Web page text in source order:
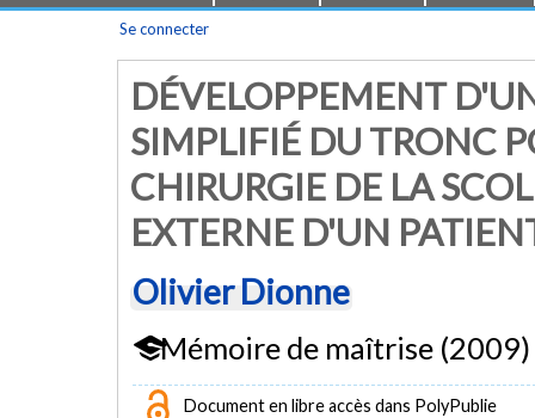
Se connecter
DÉVELOPPEMENT
SIMPLIFIÉ DU TRONC
CHIRURGIE DE LA
EXTERNE D'UN
Olivier Dionne
Mémoire de maîtrise (2009)
Document en libre accès dans PolyPublie